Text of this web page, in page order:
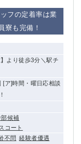
フの定着率は業
寮も完備！
より徒歩3分＼駅チ
[ア]時間・曜日応相談
部候補
コート
不問 経験者優遇
生エリア
羽駅」から徒歩2分 ②東